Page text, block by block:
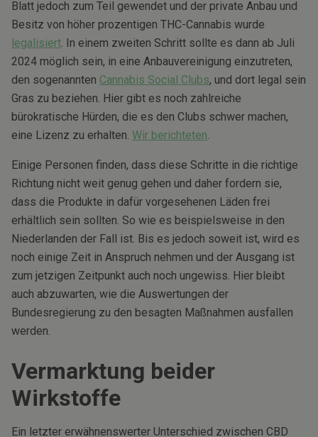
Blatt jedoch zum Teil gewendet und der private Anbau und
Besitz von höher prozentigen THC-Cannabis wurde
legalisiert. In einem zweiten Schritt sollte es dann ab Juli
2024 möglich sein, in eine Anbauvereinigung einzutreten,
den sogenannten Cannabis Social Clubs, und dort legal sein
Gras zu beziehen. Hier gibt es noch zahlreiche
bürokratische Hürden, die es den Clubs schwer machen,
eine Lizenz zu erhalten. Wir berichteten.
Einige Personen finden, dass diese Schritte in die richtige
Richtung nicht weit genug gehen und daher fordern sie,
dass die Produkte in dafür vorgesehenen Läden frei
erhältlich sein sollten. So wie es beispielsweise in den
Niederlanden der Fall ist. Bis es jedoch soweit ist, wird es
noch einige Zeit in Anspruch nehmen und der Ausgang ist
zum jetzigen Zeitpunkt auch noch ungewiss. Hier bleibt
auch abzuwarten, wie die Auswertungen der
Bundesregierung zu den besagten Maßnahmen ausfallen
werden.
Vermarktung beider
Wirkstoffe
Ein letzter erwähnenswerter Unterschied zwischen CBD